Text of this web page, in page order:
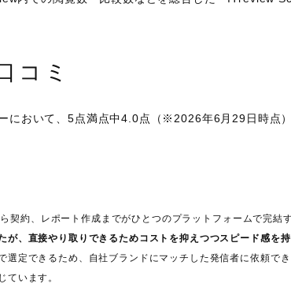
コミ
において、5点満点中4.0点（※2026年6月29日時点
契約、レポート作成までがひとつのプラットフォームで完結
、直接やり取りできるためコストを抑えつつスピード感を持
選定できるため、自社ブランドにマッチした発信者に依頼で
ています。